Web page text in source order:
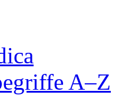
A–Z